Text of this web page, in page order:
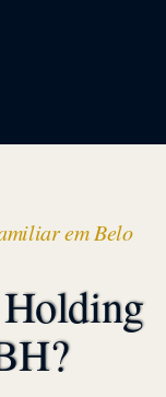
em Belo